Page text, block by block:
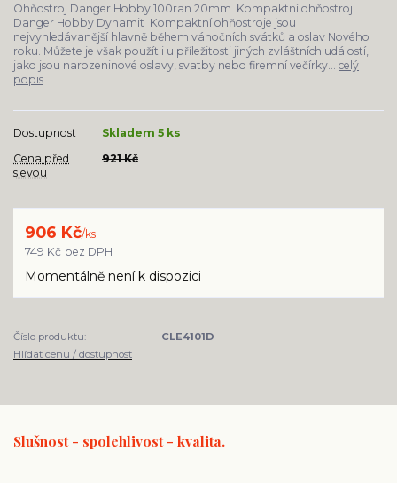
Ohňostroj Danger Hobby 100ran 20mm Kompaktní ohňostroj
Danger Hobby Dynamit Kompaktní ohňostroje jsou
nejvyhledávanější hlavně během vánočních svátků a oslav Nového
roku. Můžete je však použít i u příležitosti jiných zvláštních událostí,
jako jsou narozeninové oslavy, svatby nebo firemní večírky... celý
popis
Dostupnost
Skladem 5 ks
Cena před
slevou
921 Kč
906 Kč/ks
749 Kč bez DPH
Momentálně není k dispozici
Číslo produktu:
CLE4101D
Hlídat cenu / dostupnost
Slušnost - spolehlivost - kvalita.